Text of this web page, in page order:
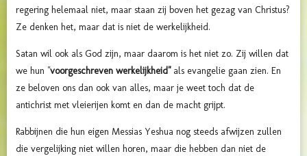
regering helemaal niet, maar staan zij boven het gezag van Christus?
Ze denken het, maar dat is niet de werkelijkheid.
Satan wil ook als God zijn, maar daarom is het niet zo. Zij willen dat
we hun "voorgeschreven werkelijkheid" als evangelie gaan zien. En
ze beloven ons dan ook van alles, maar je weet toch dat de
antichrist met vleierijen komt en dan de macht grijpt.
Rabbijnen die hun eigen Messias Yeshua nog steeds afwijzen zullen
die vergelijking niet willen horen, maar die hebben dan niet de